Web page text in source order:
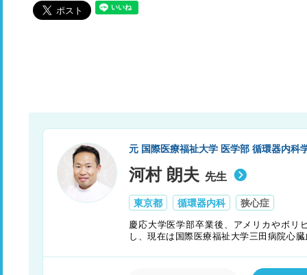
元 国際医療福祉大学 医学部 循環器内科
河村 朗夫 先生
東京都 循環器内科 狭心症
慶応大学医学部卒業後、アメリカやボリ
し、現在は国際医療福祉大学三田病院心
イルや希望を反映した治療を行なうことを